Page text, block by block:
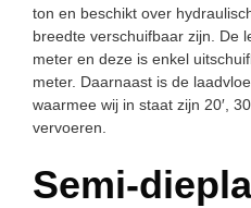
ton en beschikt over
breedte verschuifbaar zijn. De
meter en deze is enkel
meter. Daarnaast is de
waarmee wij in staat zijn 20′,
vervoeren.
Semi-